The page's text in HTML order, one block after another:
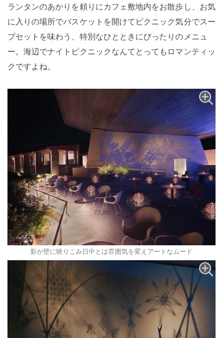
ランタンのあかりを頼りにカフェ敷地内をお散歩し、お気
に入りの場所でバスケットを開けてピクニック気分でスー
プセットを味わう、特別なひとときにぴったりのメニュ
ー。海辺でナイトピクニックなんてとってもロマンティッ
クですよね。
影が壁に映りこみ日中とは雰囲気を変えアートなムード